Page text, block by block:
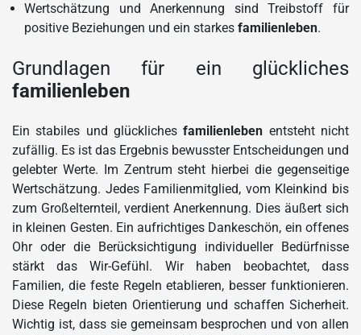
Wertschätzung und Anerkennung sind Treibstoff für
positive Beziehungen und ein starkes familienleben.
Grundlagen für ein glückliches
familienleben
Ein stabiles und glücklichesfamilienleben entsteht nicht
zufällig. Es ist das Ergebnis bewusster Entscheidungen und
gelebter Werte. Im Zentrum steht hierbei die gegenseitige
Wertschätzung. Jedes Familienmitglied, vom Kleinkind bis
zum Großelternteil, verdient Anerkennung. Dies äußert sich
in kleinen Gesten. Ein aufrichtiges Dankeschön, ein offenes
Ohr oder die Berücksichtigung individueller Bedürfnisse
stärkt das Wir-Gefühl. Wir haben beobachtet, dass
Familien, die feste Regeln etablieren, besser funktionieren.
Diese Regeln bieten Orientierung und schaffen Sicherheit.
Wichtig ist, dass sie gemeinsam besprochen und von allen